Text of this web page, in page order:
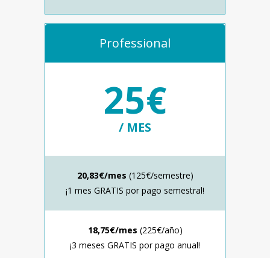
Professional
25€
/ MES
20,83€/mes (125€/semestre)
¡1 mes GRATIS por pago semestral!
18,75€/mes (225€/año)
¡3 meses GRATIS por pago anual!